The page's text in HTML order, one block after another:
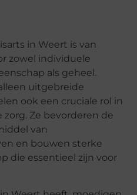
in Weert is van
zowel individuele
als geheel.
uitgebreide
ook een cruciale rol in
Ze bevorderen de
van
en bouwen sterke
die essentieel zijn voor